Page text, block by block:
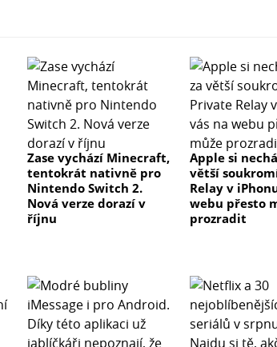
Zase vychází Minecraft,
tentokrát nativně pro
Nintendo Switch 2.
Nová verze dorazí v
říjnu
Apple si
větší
Relay v
webu přesto
prozradit